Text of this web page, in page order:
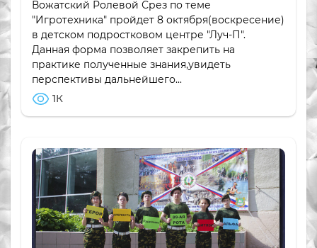
Вожатский Ролевой Срез по теме
"Игротехника" пройдет 8 октября(воскресение)
в детском подростковом центре "Луч-П".
Данная форма позволяет закрепить на
практике полученные знания,увидеть
перспективы дальнейшего...
1К